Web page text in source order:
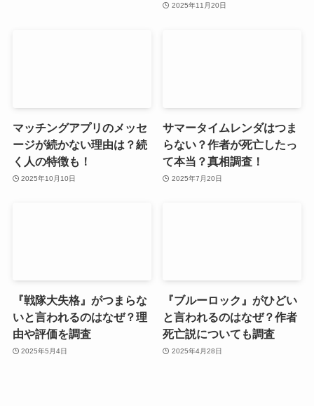
2025年11月20日
マッチングアプリのメッセ
ージが続かない理由は？続
く人の特徴も！
2025年10月10日
サマータイムレンダはつま
らない？作者が死亡したっ
て本当？真相調査！
2025年7月20日
『戦隊大失格』がつまらな
いと言われるのはなぜ？理
由や評価を調査
2025年5月4日
『ブルーロック』がひどい
と言われるのはなぜ？作者
死亡説についても調査
2025年4月28日